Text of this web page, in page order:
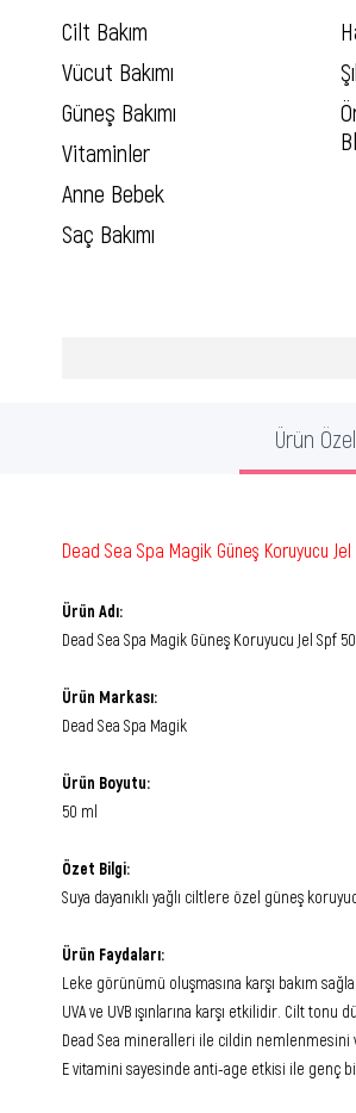
Cilt Bakım
Vücut Bakımı
Güneş Bakımı
Vitaminler
Anne Bebek
Saç Bakımı
Ürün
Dead Sea Spa Magik Güneş Koruyucu
Ürün Adı:
Dead Sea Spa Magik Güneş Koruyucu Jel Spf
Ürün Markası:
Dead Sea Spa Magik
Ürün Boyutu:
50 ml
Özet Bilgi:
Suya dayanıklı yağlı ciltlere özel güneş
Ürün Faydaları:
Leke görünümü oluşmasına karşı bakım
UVA ve UVB ışınlarına karşı etkilidir. Cilt tonu
Dead Sea mineralleri ile cildin nemlenmesini
E vitamini sayesinde anti-age etkisi ile genç